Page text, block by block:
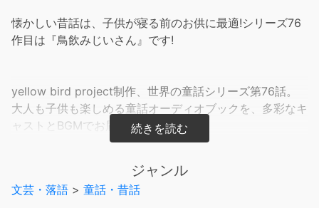
懐かしい昔話は、子供が寝る前のお供に最適!シリーズ76
作目は『鳥飲みじいさん』です!
yellow bird project制作、世界の童話シリーズ第76話。
大人も子供も楽しめる童話オーディオブックを、多彩なキ
ャストとBGMでお届けします。
『ふとしたきっかけで、鳥をまるまる飲み込んでしまった
するとなぜかおじいさんのおへそから、「鳥のしっぽ」が
生えてきたのです。
ジャンル
文芸・落語 > 童話・昔話